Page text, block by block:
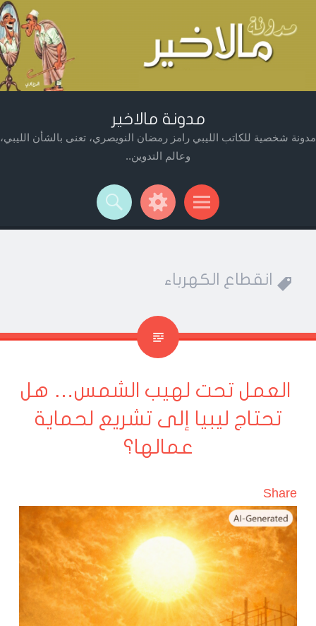
مدونة مالاخير
مدونة شخصية للكاتب الليبي رامز رمضان النويصري، تعنى بالشأن الليبي،
وعالم التدوين..
Menu
Widgets
Search
انقطاع الكهرباء
العمل تحت لهيب الشمس… هل
تحتاج ليبيا إلى تشريع لحماية
عمالها؟
Share